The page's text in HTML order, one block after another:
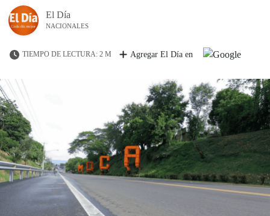
El Día
NACIONALES
TIEMPO DE LECTURA: 2 M Agregar El Día en